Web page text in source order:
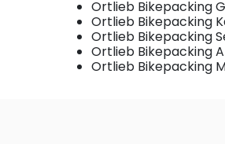
Ortlieb Bikepacking
Ortlieb Bikepacking
Ortlieb Bikepacking
Ortlieb Bikepacking
Ortlieb Bikepacking